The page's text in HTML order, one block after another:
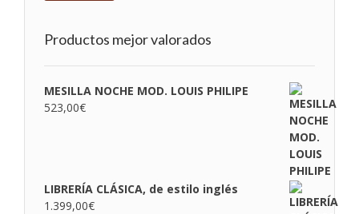
Productos mejor valorados
MESILLA NOCHE MOD. LOUIS PHILIPE
523,00€
LIBRERÍA CLÁSICA, de estilo inglés
1.399,00€